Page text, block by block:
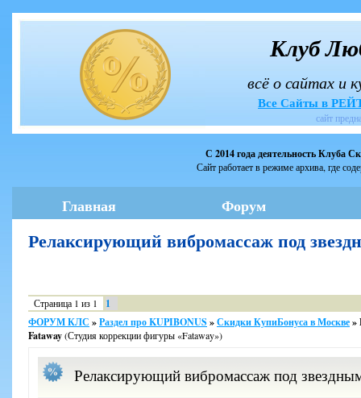
Клуб
всё о сайтах и
Все Сайты в
сайт
С 2014 года деятельность Клуба
Сайт работает в режиме архива, где
Главная Форум
Релаксирующий вибромассаж под
Страница 1 из 1
1
ФОРУМ КЛС »Раздел про KUPIBONUS»Скидки КупиБонуса в Москве»
Fataway(Студия коррекции фигуры «Fataway»)
Релаксирующий вибромассаж под